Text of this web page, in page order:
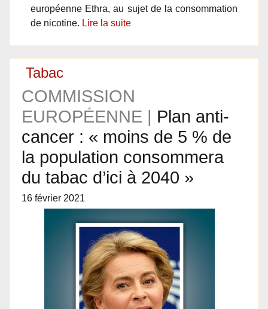
européenne Ethra, au sujet de la consommation
de nicotine. Lire la suite
Tabac
COMMISSION
EUROPÉENNE | Plan anti-
cancer : « moins de 5 % de
la population consommera
du tabac d’ici à 2040 »
16 février 2021